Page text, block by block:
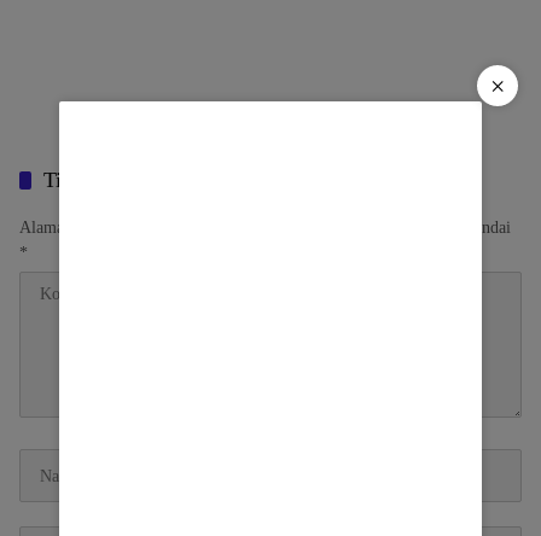
Tinggalkan Balasan
Alamat email Anda tidak akan dipublikasikan.
Ruas yang wajib ditandai
*
×